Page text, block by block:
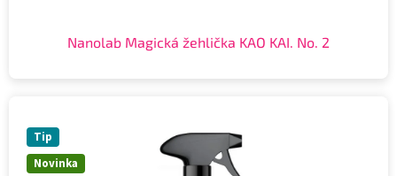
Nanolab Magická žehlička KAO KAI. No. 2
Novinka
Tip